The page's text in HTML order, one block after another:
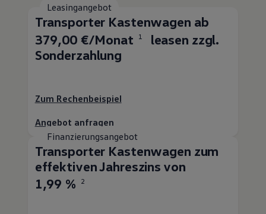
Leasingangebot
Transporter Kastenwagen ab
379,00 €/Monat
1
leasen zzgl.
Sonderzahlung
Zum Rechenbeispiel
Angebot anfragen
Finanzierungsangebot
Transporter Kastenwagen zum
effektiven Jahreszins von
1,99 %
2